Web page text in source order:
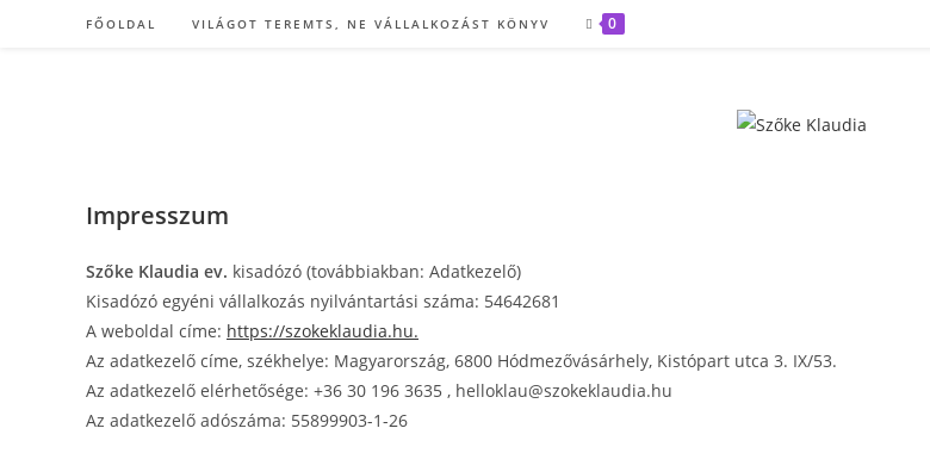
FŐOLDAL VILÁGOT TEREMTS, NE VÁLLALKOZÁST KÖNYV 0
Impresszum
Szőke Klaudia ev. kisadózó (továbbiakban: Adatkezelő)
Kisadózó egyéni vállalkozás nyilvántartási száma: 54642681
A weboldal címe: https://szokeklaudia.hu.
Az adatkezelő címe, székhelye: Magyarország, 6800 Hódmezővásárhely, Kistópart utca 3. IX/53.
Az adatkezelő elérhetősége: +36 30 196 3635 , helloklau@szokeklaudia.hu
Az adatkezelő adószáma: 55899903-1-26